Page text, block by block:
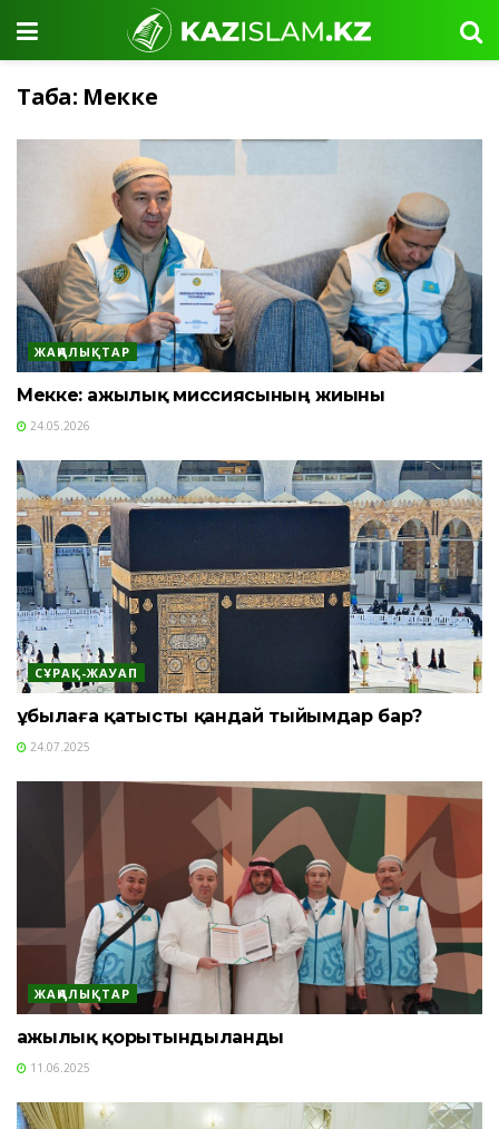
Таңба: Мекке
ЖАҢАЛЫҚТАР
Мекке: Қажылық миссиясының жиыны
24.05.2026
СҰРАҚ-ЖАУАП
Құбылаға қатысты қандай тыйымдар бар?
24.07.2025
ЖАҢАЛЫҚТАР
Қажылық қорытындыланды
11.06.2025